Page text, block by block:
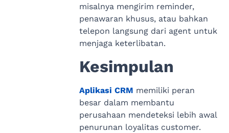
misalnya mengirim reminder,
penawaran khusus, atau bahkan
telepon langsung dari agent untuk
menjaga keterlibatan.
Kesimpulan
Aplikasi CRM memiliki peran
besar dalam membantu
perusahaan mendeteksi lebih awal
penurunan loyalitas customer.